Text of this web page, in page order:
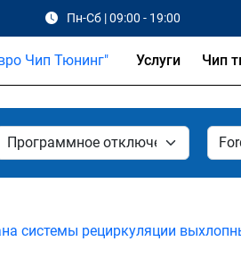
Пн-Сб | 09:00 - 19:00
Услуги Чип
системы рециркуляции